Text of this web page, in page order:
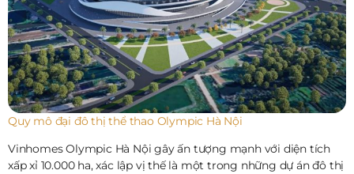
Quy mô đại đô thị thể thao Olympic Hà Nội
Vinhomes Olympic Hà Nội gây ấn tượng mạnh với diện tích
xấp xỉ 10.000 ha, xác lập vị thế là một trong những dự án đô thị